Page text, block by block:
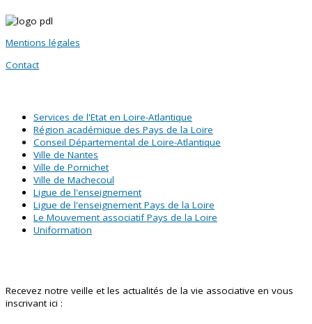
Mentions légales
Contact
Services de l'Etat en Loire-Atlantique
Région académique des Pays de la Loire
Conseil Départemental de Loire-Atlantique
Ville de Nantes
Ville de Pornichet
Ville de Machecoul
Ligue de l'enseignement
Ligue de l'enseignement Pays de la Loire
Le Mouvement associatif Pays de la Loire
Uniformation
Recevez notre veille et les actualités de la vie associative en vous
inscrivant ici :